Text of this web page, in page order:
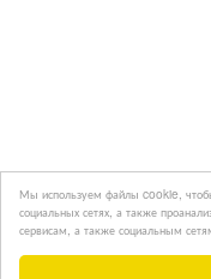
Мы используем файлы cookie,
социальных сетях, а также
сервисам, а также социальным